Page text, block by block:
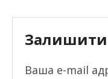
Залишити
Ваша e-mail